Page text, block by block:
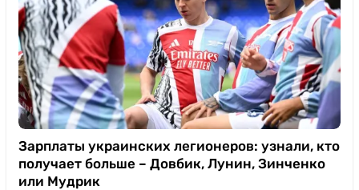
Зарплаты украинских легионеров: узнали, кто
получает больше – Довбик, Лунин, Зинченко
или Мудрик